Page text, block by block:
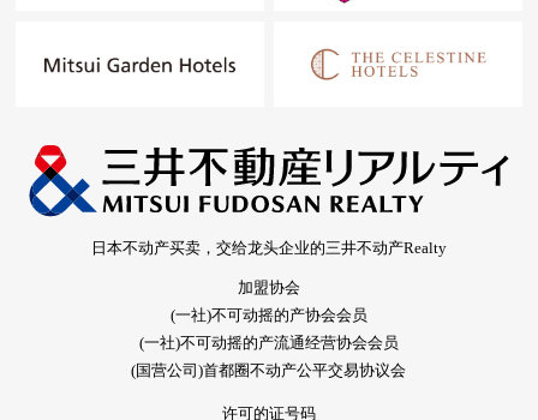
日本不动产买卖，交给龙头企业的三井不动产Realty
加盟协会
(一社)不可动摇的产协会会员
(一社)不可动摇的产流通经营协会会员
(国营公司)首都圈不动产公平交易协议会
许可的证号码